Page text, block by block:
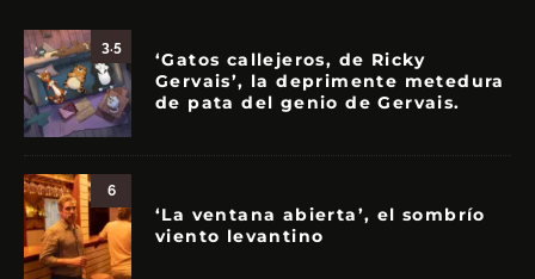
3.5
‘Gatos callejeros, de Ricky
Gervais’, la deprimente metedura
de pata del genio de Gervais.
6
‘La ventana abierta’, el sombrío
viento levantino